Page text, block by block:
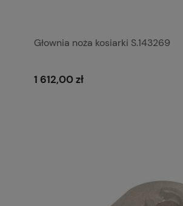
Głownia noża kosiarki S.143269
1 612,00 zł